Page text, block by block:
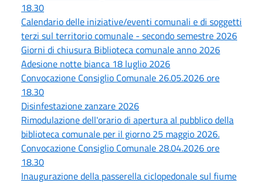
18.30
Calendario delle iniziative/eventi comunali e di soggetti
terzi sul territorio comunale - secondo semestre 2026
Giorni di chiusura Biblioteca comunale anno 2026
Adesione notte bianca 18 luglio 2026
Convocazione Consiglio Comunale 26.05.2026 ore
18.30
Disinfestazione zanzare 2026
Rimodulazione dell'orario di apertura al pubblico della
biblioteca comunale per il giorno 25 maggio 2026.
Convocazione Consiglio Comunale 28.04.2026 ore
18.30
Inaugurazione della passerella ciclopedonale sul fiume